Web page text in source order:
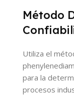
Método
Utiliza el
para la
procesos